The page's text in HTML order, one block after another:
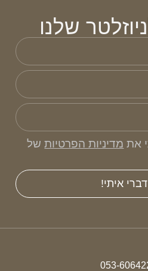
שלנו
את מדיניות הפרטיותשל
איתי!
053-